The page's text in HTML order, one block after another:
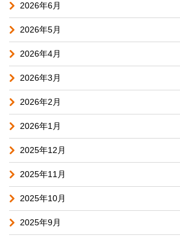
2026年6月
2026年5月
2026年4月
2026年3月
2026年2月
2026年1月
2025年12月
2025年11月
2025年10月
2025年9月